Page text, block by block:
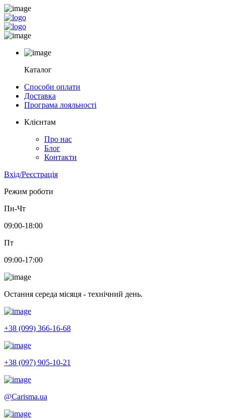
Каталог
Способи оплати
Доставка
Програма лояльності
Клієнтам
Про нас
Блог
Контакти
Вхід/Реєстрація
Режим роботи
Пн-Чт
09:00-18:00
Пт
09:00-17:00
Остання середа місяця - технічний день.
+38 (099) 366-16-68
+38 (097) 905-10-21
@Carisma.ua